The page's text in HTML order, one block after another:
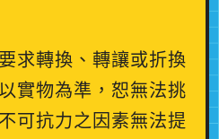
求轉換、轉讓或折換
實物為準，恕無法挑
可抗力之因素無法提